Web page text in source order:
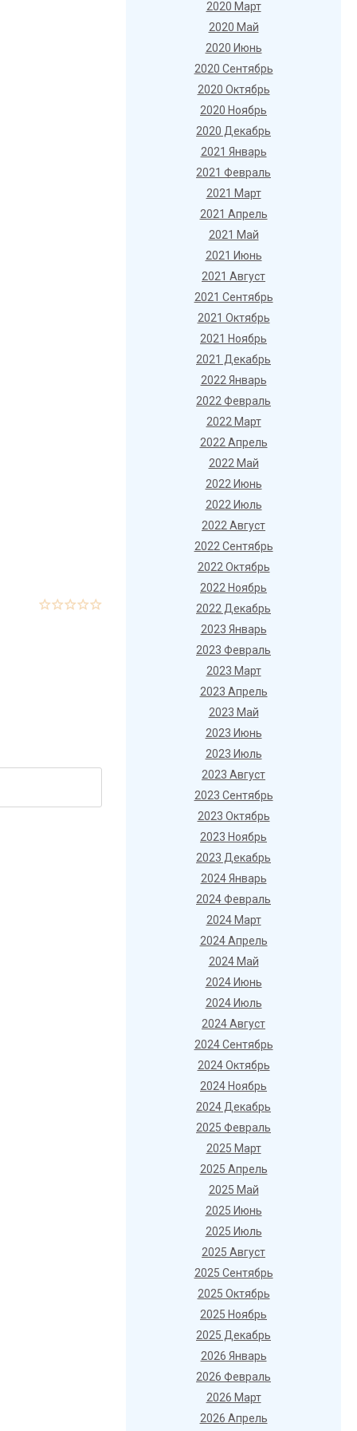
2020 Март
2020 Май
2020 Июнь
2020 Сентябрь
2020 Октябрь
2020 Ноябрь
2020 Декабрь
2021 Январь
2021 Февраль
2021 Март
2021 Апрель
2021 Май
2021 Июнь
2021 Август
2021 Сентябрь
2021 Октябрь
2021 Ноябрь
2021 Декабрь
2022 Январь
2022 Февраль
2022 Март
2022 Апрель
2022 Май
2022 Июнь
2022 Июль
2022 Август
2022 Сентябрь
2022 Октябрь
2022 Ноябрь
2022 Декабрь
2023 Январь
2023 Февраль
2023 Март
2023 Апрель
2023 Май
2023 Июнь
2023 Июль
2023 Август
2023 Сентябрь
2023 Октябрь
2023 Ноябрь
2023 Декабрь
2024 Январь
2024 Февраль
2024 Март
2024 Апрель
2024 Май
2024 Июнь
2024 Июль
2024 Август
2024 Сентябрь
2024 Октябрь
2024 Ноябрь
2024 Декабрь
2025 Февраль
2025 Март
2025 Апрель
2025 Май
2025 Июнь
2025 Июль
2025 Август
2025 Сентябрь
2025 Октябрь
2025 Ноябрь
2025 Декабрь
2026 Январь
2026 Февраль
2026 Март
2026 Апрель